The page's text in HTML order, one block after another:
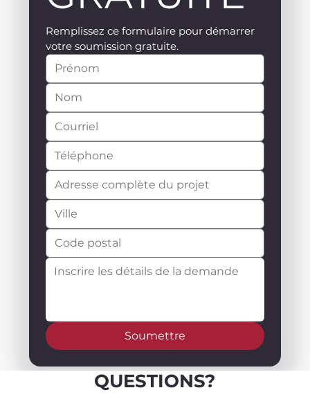
Remplissez ce formulaire pour démarrer
votre soumission gratuite.
Soumettre
QUESTIONS?